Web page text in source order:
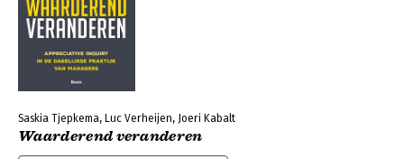
Saskia Tjepkema, Luc Verheijen, Joeri Kabalt
Waarderend veranderen